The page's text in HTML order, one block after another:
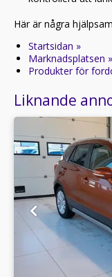
Här är några
Startsidan »
Marknadsplatsen »
Produkter för
Liknande